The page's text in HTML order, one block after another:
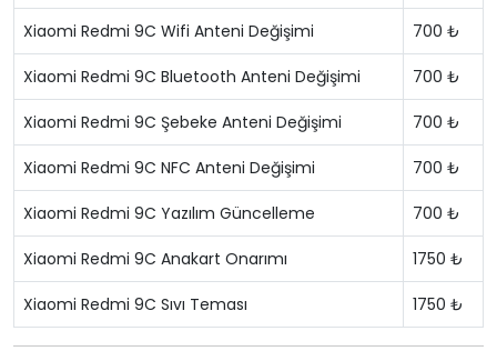
Xiaomi Redmi 9C Wifi Anteni Değişimi 700 ₺
Xiaomi Redmi 9C Bluetooth Anteni Değişimi 700 ₺
Xiaomi Redmi 9C Şebeke Anteni Değişimi 700 ₺
Xiaomi Redmi 9C NFC Anteni Değişimi 700 ₺
Xiaomi Redmi 9C Yazılım Güncelleme 700 ₺
Xiaomi Redmi 9C Anakart Onarımı 1750 ₺
Xiaomi Redmi 9C Sıvı Teması 1750 ₺